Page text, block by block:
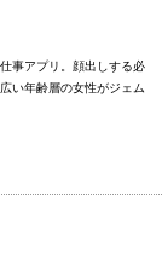
事アプリ。顔出しする必
い年齢層の女性がジェム